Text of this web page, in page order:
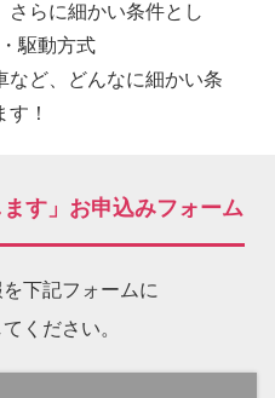
さらに細かい条件とし
駆動方式
など、どんなに細かい条
！
ます」お申込みフォーム
下記フォームに
ください。